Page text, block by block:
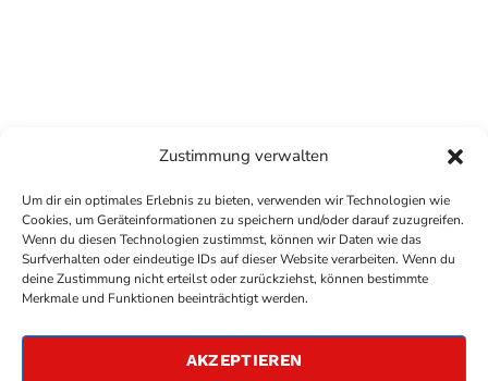
Zustimmung verwalten
Um dir ein optimales Erlebnis zu bieten, verwenden wir Technologien wie
Cookies, um Geräteinformationen zu speichern und/oder darauf zuzugreifen.
Wenn du diesen Technologien zustimmst, können wir Daten wie das
Surfverhalten oder eindeutige IDs auf dieser Website verarbeiten. Wenn du
deine Zustimmung nicht erteilst oder zurückziehst, können bestimmte
Merkmale und Funktionen beeinträchtigt werden.
AKZEPTIEREN
COPYRIGHTANTENNE BAD KREUZNACH